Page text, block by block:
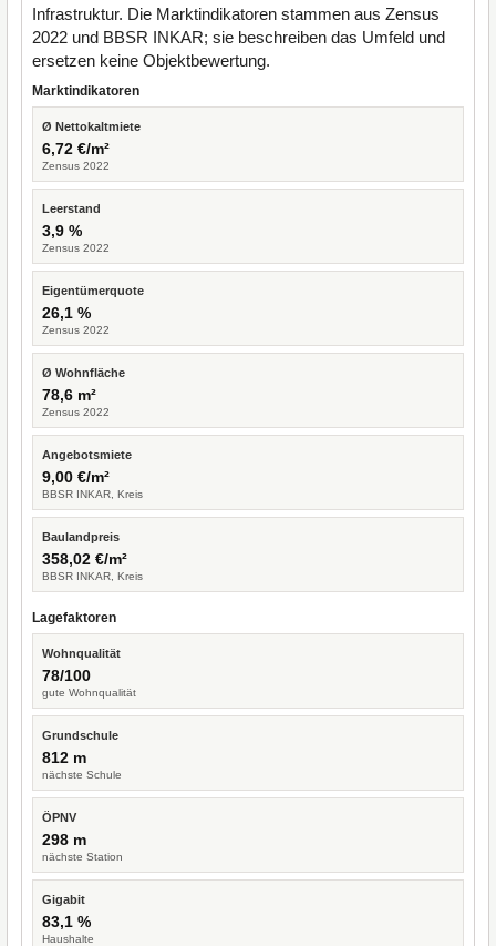
Infrastruktur. Die Marktindikatoren stammen aus Zensus
2022 und BBSR INKAR; sie beschreiben das Umfeld und
ersetzen keine Objektbewertung.
Marktindikatoren
Ø Nettokaltmiete
6,72 €/m²
Zensus 2022
Leerstand
3,9 %
Zensus 2022
Eigentümerquote
26,1 %
Zensus 2022
Ø Wohnfläche
78,6 m²
Zensus 2022
Angebotsmiete
9,00 €/m²
BBSR INKAR, Kreis
Baulandpreis
358,02 €/m²
BBSR INKAR, Kreis
Lagefaktoren
Wohnqualität
78/100
gute Wohnqualität
Grundschule
812 m
nächste Schule
ÖPNV
298 m
nächste Station
Gigabit
83,1 %
Haushalte